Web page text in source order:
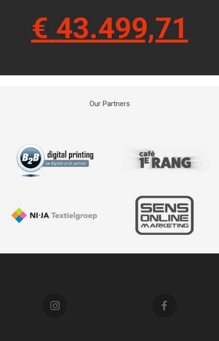
€ 43.499,71
Our Partners